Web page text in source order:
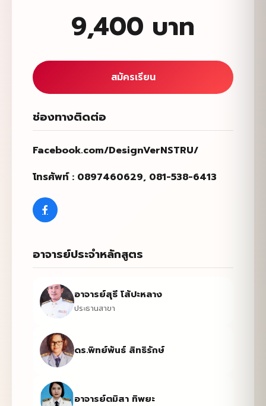
9,400 บาท
สมัครเรียน
ช่องทางติดต่อ
Facebook.com/DesignVerNSTRU/
โทรศัพท์ : 0897460629, 081-538-6413
อาจารย์ประจำหลักสูตร
อาจารย์สุธี โส้ปะหลาง
ประธานสาขา
ดร.พิทย์พันธ์ สิทธิรักษ์
อาจารย์ตมิสา ทิพยะ